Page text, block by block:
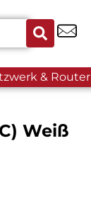
& Router
Weiß